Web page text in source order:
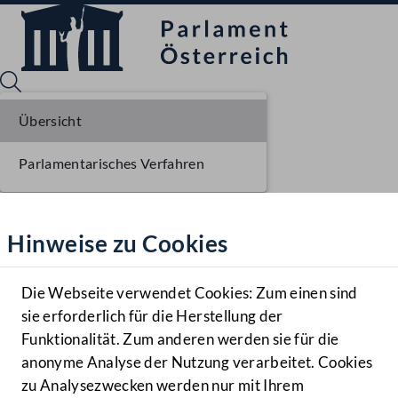
Hilfe
Benutzer
Navigationsmenü öffnen
MENÜ
Hinweise zu Cookies
Die Webseite verwendet Cookies: Zum einen sind
sie erforderlich für die Herstellung der
Funktionalität. Zum anderen werden sie für die
anonyme Analyse der Nutzung verarbeitet. Cookies
zu Analysezwecken werden nur mit Ihrem
Übersicht
Parlamentarisches Verfahren